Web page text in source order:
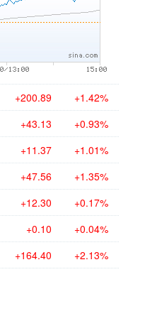
+200.89 +1.42%
+43.13 +0.93%
+11.37 +1.01%
+47.56 +1.35%
+12.30 +0.17%
+0.10 +0.04%
+164.40 +2.13%